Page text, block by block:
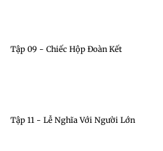
Tập 09 - Chiếc Hộp Đoàn Kết
Tập 11 - Lễ Nghĩa Với Người Lớn